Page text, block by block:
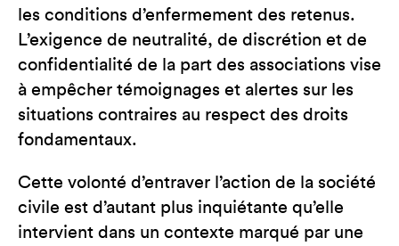
les conditions d’enfermement des retenus.
L’exigence de neutralité, de discrétion et de
confidentialité de la part des associations vise
à empêcher témoignages et alertes sur les
situations contraires au respect des droits
fondamentaux.
Cette volonté d’entraver l’action de la société
civile est d’autant plus inquiétante qu’elle
intervient dans un contexte marqué par une